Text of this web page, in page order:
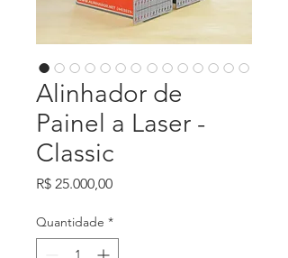
Alinhador de
Painel a Laser -
Classic
R$ 25.000,00Preço
Quantidade *